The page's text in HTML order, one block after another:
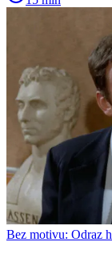
Bez motivu: Odraz